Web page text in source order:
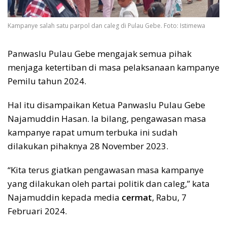
Kampanye salah satu parpol dan caleg di Pulau Gebe. Foto: Istimewa
Panwaslu Pulau Gebe mengajak semua pihak
menjaga ketertiban di masa pelaksanaan kampanye
Pemilu tahun 2024.
Hal itu disampaikan Ketua Panwaslu Pulau Gebe
Najamuddin Hasan. Ia bilang, pengawasan masa
kampanye rapat umum terbuka ini sudah
dilakukan pihaknya 28 November 2023.
“Kita terus giatkan pengawasan masa kampanye
yang dilakukan oleh partai politik dan caleg,” kata
Najamuddin kepada media cermat, Rabu, 7
Februari 2024.